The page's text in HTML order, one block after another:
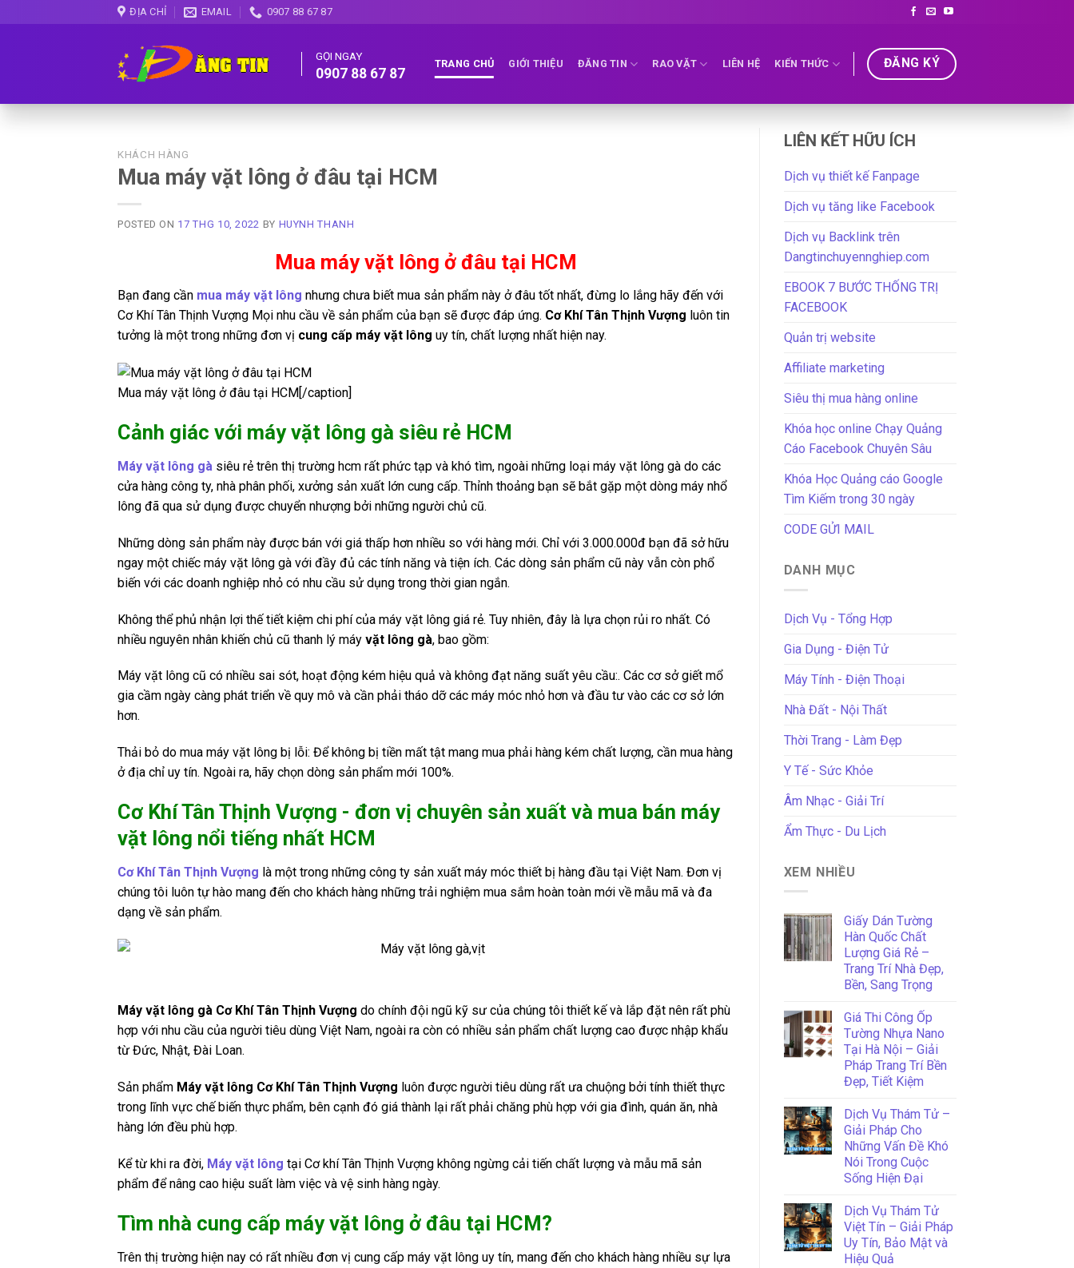
ĐỊA CHỈ EMAIL 0907 88 67 87
GỌI NGAY
0907 88 67 87
TRANG CHỦ GIỚI THIỆU ĐĂNG TIN RAO VẶT LIÊN HỆ KIẾN THỨC ĐĂNG KÝ
KHÁCH HÀNG
Mua máy vặt lông ở đâu tại HCM
POSTED ON 17 THG 10, 2022 BY HUYNH THANH
Mua máy vặt lông ở đâu tại HCM
Bạn đang cần mua máy vặt lông nhưng chưa biết mua sản phẩm này ở đâu tốt nhất, đừng lo lắng hãy đến với
Cơ Khí Tân Thịnh Vượng Mọi nhu cầu về sản phẩm của bạn sẽ được đáp ứng. Cơ Khí Tân Thịnh Vượng luôn tin
tưởng là một trong những đơn vị cung cấp máy vặt lông uy tín, chất lượng nhất hiện nay.
Mua máy vặt lông ở đâu tại HCM[/caption]
Cảnh giác với máy vặt lông gà siêu rẻ HCM
Máy vặt lông gà siêu rẻ trên thị trường hcm rất phức tạp và khó tìm, ngoài những loại máy vặt lông gà do các
cửa hàng công ty, nhà phân phối, xưởng sản xuất lớn cung cấp. Thỉnh thoảng bạn sẽ bắt gặp một dòng máy nhổ
lông đã qua sử dụng được chuyển nhượng bởi những người chủ cũ.
Những dòng sản phẩm này được bán với giá thấp hơn nhiều so với hàng mới. Chỉ với 3.000.000đ bạn đã sở hữu
ngay một chiếc máy vặt lông gà với đầy đủ các tính năng và tiện ích. Các dòng sản phẩm cũ này vẫn còn phổ
biến với các doanh nghiệp nhỏ có nhu cầu sử dụng trong thời gian ngắn.
Không thể phủ nhận lợi thế tiết kiệm chi phí của máy vặt lông giá rẻ. Tuy nhiên, đây là lựa chọn rủi ro nhất. Có
nhiều nguyên nhân khiến chủ cũ thanh lý máy vặt lông gà, bao gồm:
Máy vặt lông cũ có nhiều sai sót, hoạt động kém hiệu quả và không đạt năng suất yêu cầu:. Các cơ sở giết mổ
gia cầm ngày càng phát triển về quy mô và cần phải tháo dỡ các máy móc nhỏ hơn và đầu tư vào các cơ sở lớn
hơn.
Thải bỏ do mua máy vặt lông bị lỗi: Để không bị tiền mất tật mang mua phải hàng kém chất lượng, cần mua hàng
ở địa chỉ uy tín. Ngoài ra, hãy chọn dòng sản phẩm mới 100%.
Cơ Khí Tân Thịnh Vượng - đơn vị chuyên sản xuất và mua bán máy
vặt lông nổi tiếng nhất HCM
Cơ Khí Tân Thịnh Vượng là một trong những công ty sản xuất máy móc thiết bị hàng đầu tại Việt Nam. Đơn vị
chúng tôi luôn tự hào mang đến cho khách hàng những trải nghiệm mua sắm hoàn toàn mới về mẫu mã và đa
dạng về sản phẩm.
Máy vặt lông gà Cơ Khí Tân Thịnh Vượng do chính đội ngũ kỹ sư của chúng tôi thiết kế và lắp đặt nên rất phù
hợp với nhu cầu của người tiêu dùng Việt Nam, ngoài ra còn có nhiều sản phẩm chất lượng cao được nhập khẩu
từ Đức, Nhật, Đài Loan.
Sản phẩm Máy vặt lông Cơ Khí Tân Thịnh Vượng luôn được người tiêu dùng rất ưa chuộng bởi tính thiết thực
trong lĩnh vực chế biến thực phẩm, bên cạnh đó giá thành lại rất phải chăng phù hợp với gia đình, quán ăn, nhà
hàng lớn đều phù hợp.
Kể từ khi ra đời, Máy vặt lông tại Cơ khí Tân Thịnh Vượng không ngừng cải tiến chất lượng và mẫu mã sản
phẩm để nâng cao hiệu suất làm việc và vệ sinh hàng ngày.
Tìm nhà cung cấp máy vặt lông ở đâu tại HCM?
Trên thị trường hiện nay có rất nhiều đơn vị cung cấp máy vặt lông uy tín, mang đến cho khách hàng nhiều sự lựa
LIÊN KẾT HỮU ÍCH
Dịch vụ thiết kế Fanpage
Dịch vụ tăng like Facebook
Dịch vụ Backlink trên
Dangtinchuyennghiep.com
EBOOK 7 BƯỚC THỐNG TRỊ
FACEBOOK
Quản trị website
Affiliate marketing
Siêu thị mua hàng online
Khóa học online Chạy Quảng
Cáo Facebook Chuyên Sâu
Khóa Học Quảng cáo Google
Tìm Kiếm trong 30 ngày
CODE GỬI MAIL
DANH MỤC
Dịch Vụ - Tổng Hợp
Gia Dụng - Điện Tử
Máy Tính - Điện Thoại
Nhà Đất - Nội Thất
Thời Trang - Làm Đẹp
Y Tế - Sức Khỏe
Âm Nhạc - Giải Trí
Ẩm Thực - Du Lịch
XEM NHIỀU
Giấy Dán Tường
Hàn Quốc Chất
Lượng Giá Rẻ –
Trang Trí Nhà Đẹp,
Bền, Sang Trọng
Giá Thi Công Ốp
Tường Nhựa Nano
Tại Hà Nội – Giải
Pháp Trang Trí Bền
Đẹp, Tiết Kiệm
Dịch Vụ Thám Tử –
Giải Pháp Cho
Những Vấn Đề Khó
Nói Trong Cuộc
Sống Hiện Đại
Dịch Vụ Thám Tử
Việt Tín – Giải Pháp
Uy Tín, Bảo Mật và
Hiệu Quả